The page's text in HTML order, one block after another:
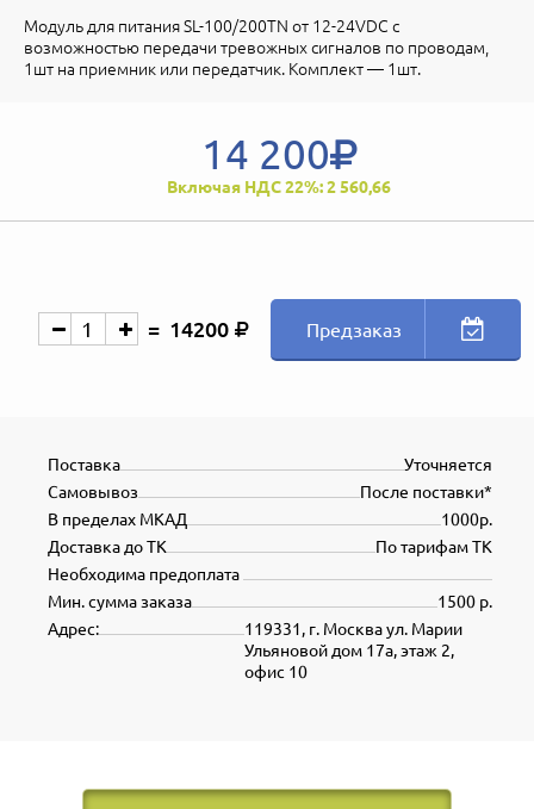
Модуль для питания SL-100/200TN от 12-24VDC с
возможностью передачи тревожных сигналов по проводам,
1шт на приемник или передатчик. Комплект — 1шт.
14 200
Включая НДС 22%: 2 560,66
14200 Предзаказ
Уточняется
Поставка
После поставки*
Самовывоз
1000р.
В пределах МКАД
По тарифам ТК
Доставка до ТК
Необходима предоплата
1500 р.
Мин. сумма заказа
119331, г. Москва ул. Марии
Ульяновой дом 17а, этаж 2,
офис 10
Адрес: